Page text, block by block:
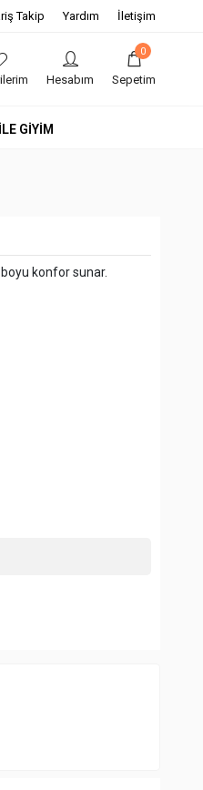
Takip Yardım İletişim
Hesabım
0
Sepetim
GİYİM
boyu konfor sunar.